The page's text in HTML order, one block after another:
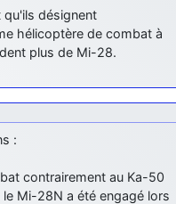
qu'ils désignent
hélicoptère de combat à
plus de Mi-28.
:
contrairement au Ka-50
Mi-28N a été engagé lors